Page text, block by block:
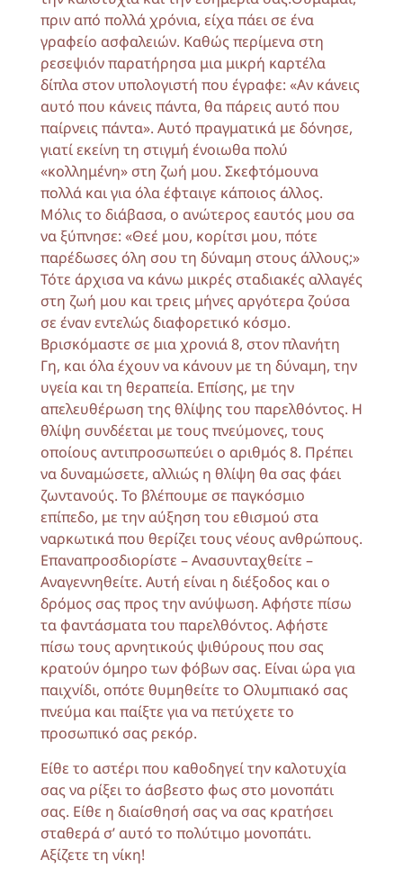
πριν από πολλά χρόνια, είχα πάει σε ένα
γραφείο ασφαλειών. Καθώς περίμενα στη
ρεσεψιόν παρατήρησα μια μικρή καρτέλα
δίπλα στον υπολογιστή που έγραφε: «Αν κάνεις
αυτό που κάνεις πάντα, θα πάρεις αυτό που
παίρνεις πάντα». Αυτό πραγματικά με δόνησε,
γιατί εκείνη τη στιγμή ένοιωθα πολύ
«κολλημένη» στη ζωή μου. Σκεφτόμουνα
πολλά και για όλα έφταιγε κάποιος άλλος.
Μόλις το διάβασα, ο ανώτερος εαυτός μου σα
να ξύπνησε: «Θεέ μου, κορίτσι μου, πότε
παρέδωσες όλη σου τη δύναμη στους άλλους;»
Τότε άρχισα να κάνω μικρές σταδιακές αλλαγές
στη ζωή μου και τρεις μήνες αργότερα ζούσα
σε έναν εντελώς διαφορετικό κόσμο.
Βρισκόμαστε σε μια χρονιά 8, στον πλανήτη
Γη, και όλα έχουν να κάνουν με τη δύναμη, την
υγεία και τη θεραπεία. Επίσης, με την
απελευθέρωση της θλίψης του παρελθόντος. Η
θλίψη συνδέεται με τους πνεύμονες, τους
οποίους αντιπροσωπεύει ο αριθμός 8. Πρέπει
να δυναμώσετε, αλλιώς η θλίψη θα σας φάει
ζωντανούς. Το βλέπουμε σε παγκόσμιο
επίπεδο, με την αύξηση του εθισμού στα
ναρκωτικά που θερίζει τους νέους ανθρώπους.
Επαναπροσδιορίστε – Ανασυνταχθείτε –
Αναγεννηθείτε. Αυτή είναι η διέξοδος και ο
δρόμος σας προς την ανύψωση. Αφήστε πίσω
τα φαντάσματα του παρελθόντος. Αφήστε
πίσω τους αρνητικούς ψιθύρους που σας
κρατούν όμηρο των φόβων σας. Είναι ώρα για
παιχνίδι, οπότε θυμηθείτε το Ολυμπιακό σας
πνεύμα και παίξτε για να πετύχετε το
προσωπικό σας ρεκόρ.
Είθε το αστέρι που καθοδηγεί την καλοτυχία
σας να ρίξει το άσβεστο φως στο μονοπάτι
σας. Είθε η διαίσθησή σας να σας κρατήσει
σταθερά σ’ αυτό το πολύτιμο μονοπάτι.
Αξίζετε τη νίκη!